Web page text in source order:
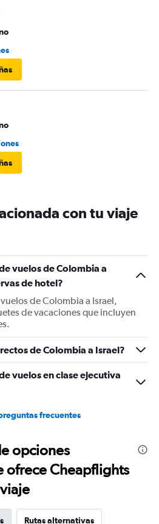
Jorge Chavez de Lima-Peru
con tu viaje
vuelos de Colombia a
de hotel?
de Colombia a Israel,
de vacaciones que incluyen
de Colombia a Israel?
vuelos en clase ejecutiva
frecuentes
opciones
ofrece Cheapflights
Rutas alternativas